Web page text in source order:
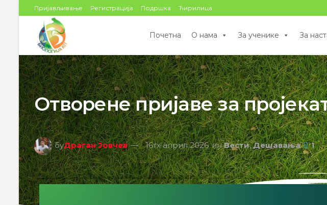
Пријављивање Регистрација Подршка Ћирилица
Почетна О нама За ученике За
Отворене пријаве за
бyДраган Јовчев 16тх април 2026 ин Вести,Дешавања 1